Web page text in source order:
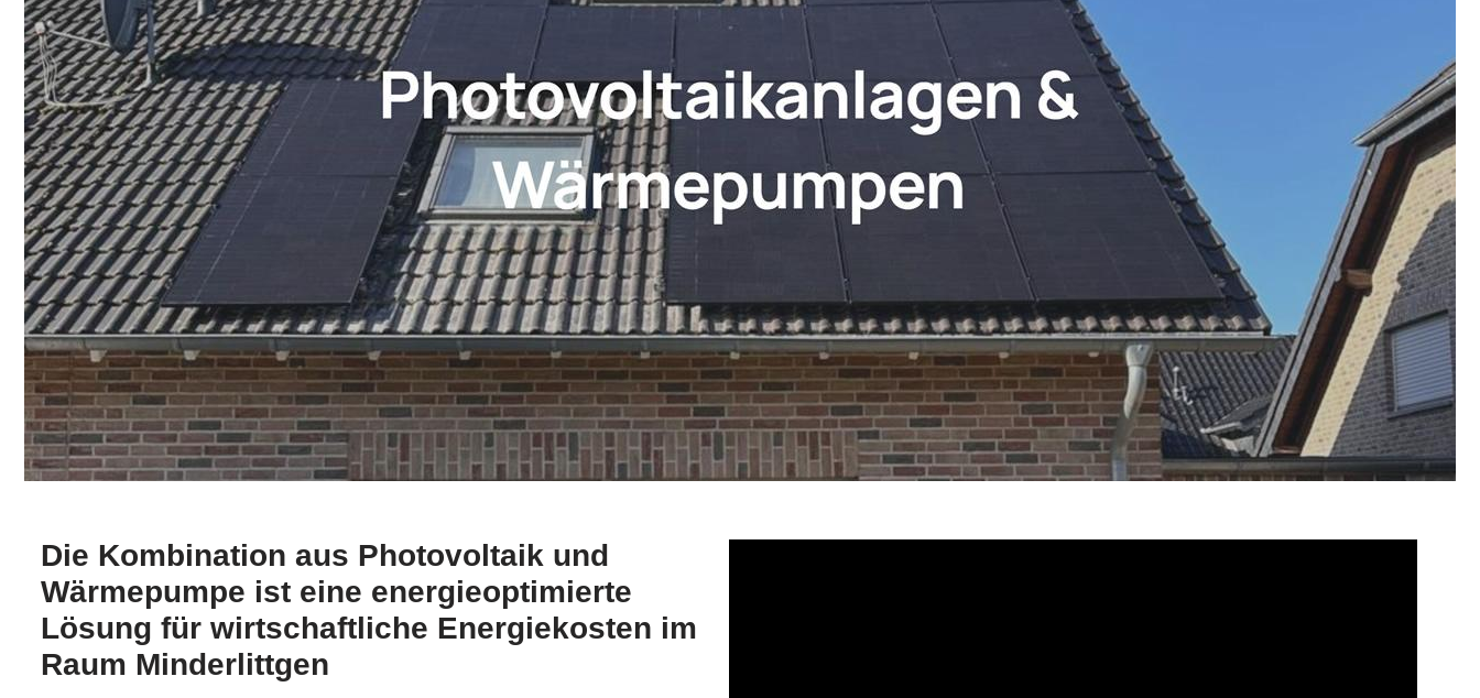
Die Kombination aus Photovoltaik und
Wärmepumpe ist eine energieoptimierte
Lösung für wirtschaftliche Energiekosten im
Raum Minderlittgen